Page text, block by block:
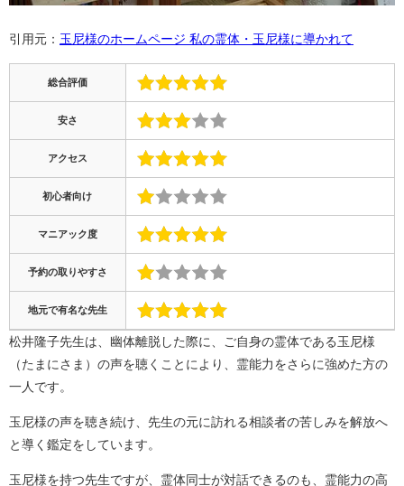
引用元： 玉尼様のホームページ 私の霊体・玉尼様に導かれて
総合評価
安さ
アクセス
初心者向け
マニアック度
予約の取りやすさ
地元で有名な先生
松井隆子先生は、幽体離脱した際に、ご自身の霊体である玉尼様
（たまにさま）の声を聴くことにより、霊能力をさらに強めた方の
一人です。
玉尼様の声を聴き続け、先生の元に訪れる相談者の苦しみを解放へ
と導く鑑定をしています。
玉尼様を持つ先生ですが、霊体同士が対話できるのも、霊能力の高